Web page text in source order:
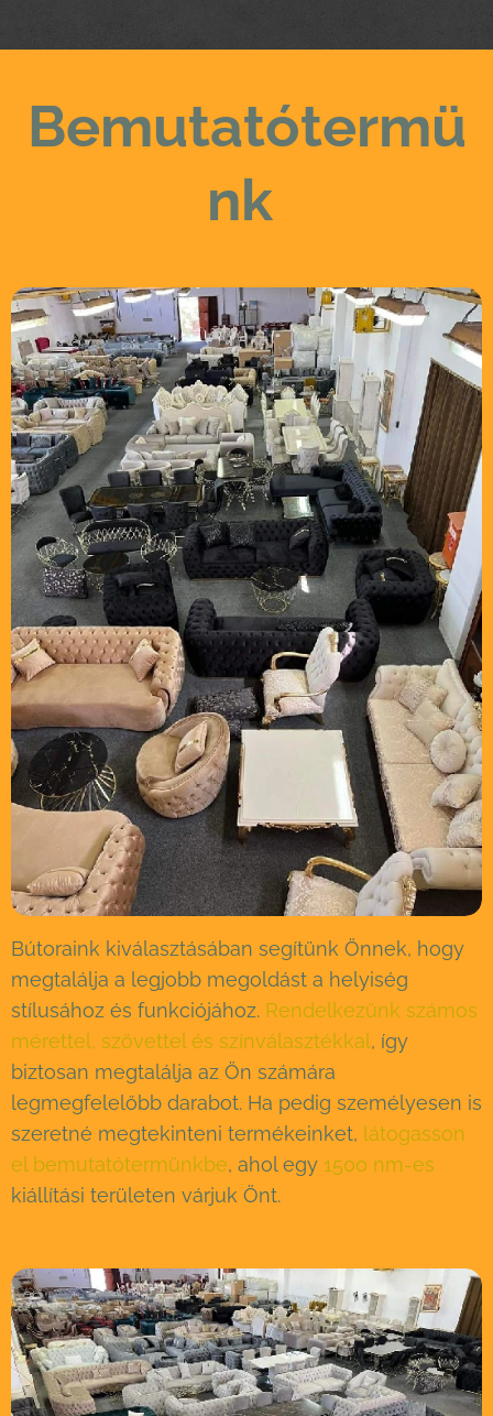
Bemutatótermü
nk
Bútoraink kiválasztásában segítünk Önnek, hogy
megtalálja a legjobb megoldást a helyiség
stílusához és funkciójához. Rendelkezünk számos
mérettel, szövettel és színválasztékkal , így
biztosan megtalálja az Ön számára
legmegfelelőbb darabot. Ha pedig személyesen is
szeretné megtekinteni termékeinket, látogasson
el bemutatótermünkbe, ahol egy 1500 nm-es
kiállítási területen várjuk Önt.